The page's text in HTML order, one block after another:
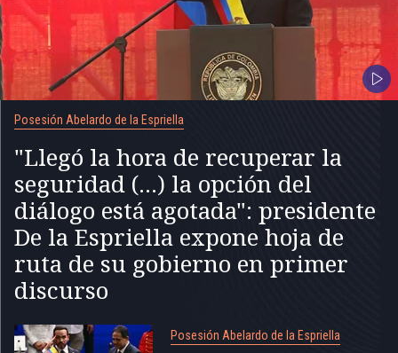
Posesión Abelardo de la Espriella
"Llegó la hora de recuperar la
seguridad (...) la opción del
diálogo está agotada": presidente
De la Espriella expone hoja de
ruta de su gobierno en primer
discurso
Posesión Abelardo de la Espriella